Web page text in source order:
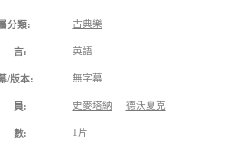
分類: 古典樂
言: 英語
/版本: 無字幕
員: 史麥塔納 德沃夏克
數: 1片